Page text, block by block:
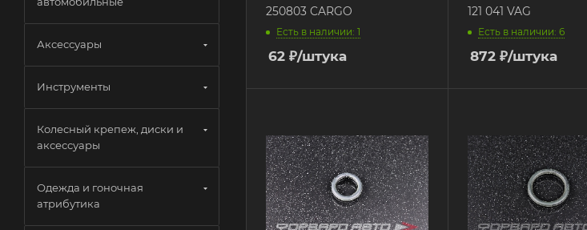
250803 CARGO
Есть в наличии: 1
62 ₽/штука
121 041 VAG
Есть в наличии: 6
872₽/штука
Аксессуары
Инструменты
Колесный крепеж, диски и
аксессуары
Одежда и гоночная
атрибутика